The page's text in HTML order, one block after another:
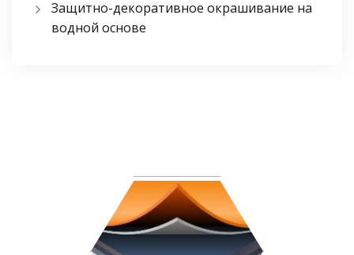
Защитно-декоративное окрашивание на
водной основе